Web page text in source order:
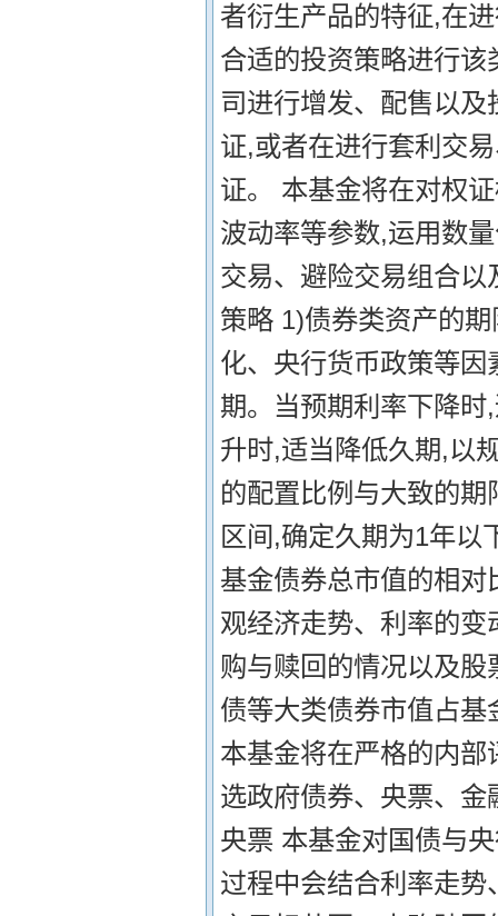
者衍生产品的特征,在
合适的投资策略进行
司进行增发、配售以
证,或者在进行套利交
证。 本基金将在对权
波动率等参数,运用数
交易、避险交易组合
策略 1)债券类资产的
化、央行货币政策等
期。当预期利率下降
升时,适当降低久期,以
的配置比例与大致的
区间,确定久期为1年以
基金债券总市值的相
观经济走势、利率的
购与赎回的情况以及
债等大类债券市值占
本基金将在严格的内
选政府债券、央票、
央票 本基金对国债与
过程中会结合利率走